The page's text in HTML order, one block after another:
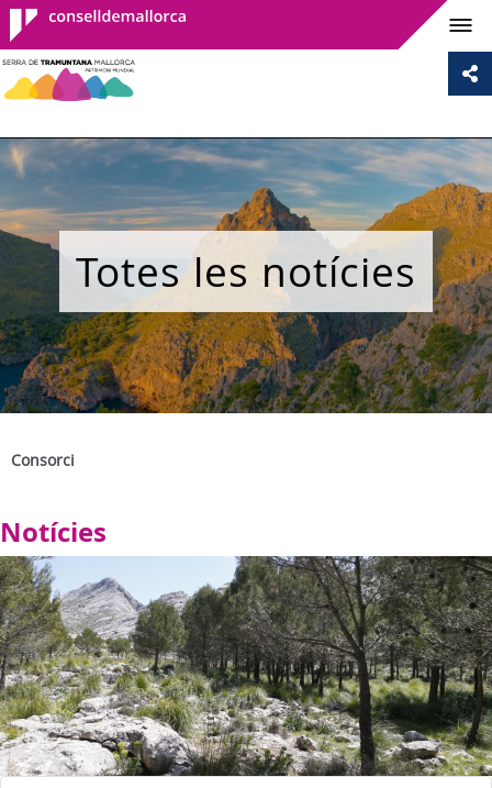
Consell de
Mallorca
Totes les notícies
Consorci
Notícies